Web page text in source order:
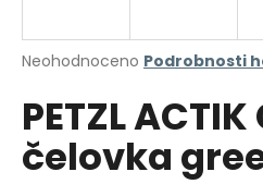
Průměrné
produktu
je
0,0
z
Neohodnoceno Podrobnosti
PETZL ACTIK
čelovka
j
t
?